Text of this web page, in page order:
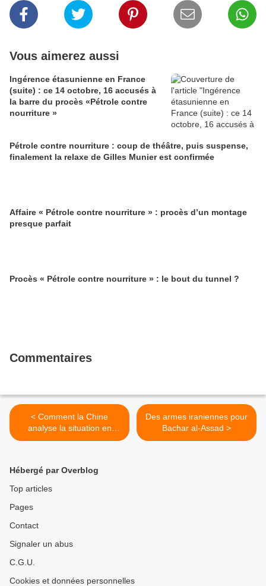
Vous aimerez aussi
Ingérence étasunienne en France
(suite) : ce 14 octobre, 16 accusés à
la barre du procès «Pétrole contre
nourriture »
Pétrole contre nourriture : coup de théâtre, puis suspense,
finalement la relaxe de Gilles Munier est confirmée
Affaire « Pétrole contre nourriture » : procès d’un montage
presque parfait
Procès « Pétrole contre nourriture » : le bout du tunnel ?
Commentaires
< Comment la Chine
analyse la situation en
Egypte
Des armes iraniennes pour
Bachar al-Assad >
Hébergé par Overblog
Top articles
Pages
Contact
Signaler un abus
C.G.U.
Cookies et données personnelles